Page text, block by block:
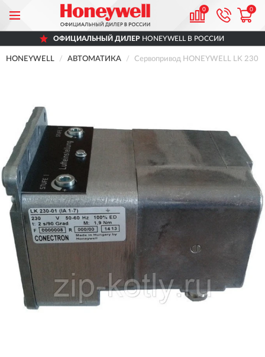
0 0
ОФИЦИАЛЬНЫЙ ДИЛЕР HONEYWELL В РОССИИ
HONEYWELL АВТОМАТИКА Сервопривод HONEYWELL LK 230